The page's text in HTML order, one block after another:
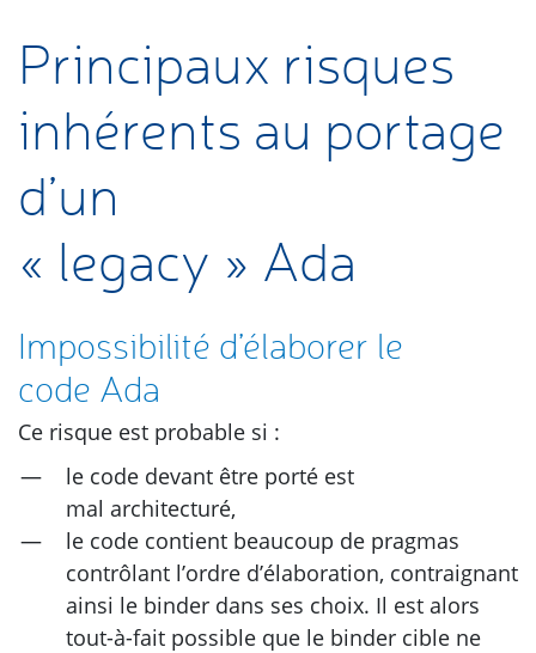
Principaux risques
inhérents au portage
d’un
« legacy » Ada
Impossibilité d’élaborer le
code Ada
Ce risque est probable si :
le code devant être porté est
mal architecturé,
le code contient beaucoup de pragmas
contrôlant l’ordre d’élaboration, contraignant
ainsi le binder dans ses choix. Il est alors
tout-à-fait possible que le binder cible ne